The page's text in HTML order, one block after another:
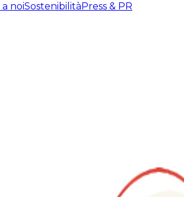
noiSostenibilitàPress & PR
indimenticabili: Esperienze